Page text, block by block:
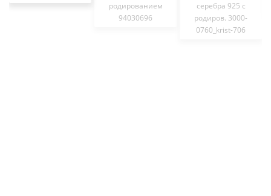
родированием
94030696
серебра 925 с
родиров. 3000-
0760_krist-706